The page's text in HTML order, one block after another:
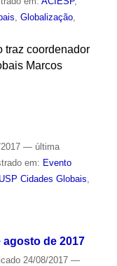
, Globalização,
traz coordenador
Marcos
— última
em: Evento
Cidades Globais,
agosto de 2017
24/08/2017 —